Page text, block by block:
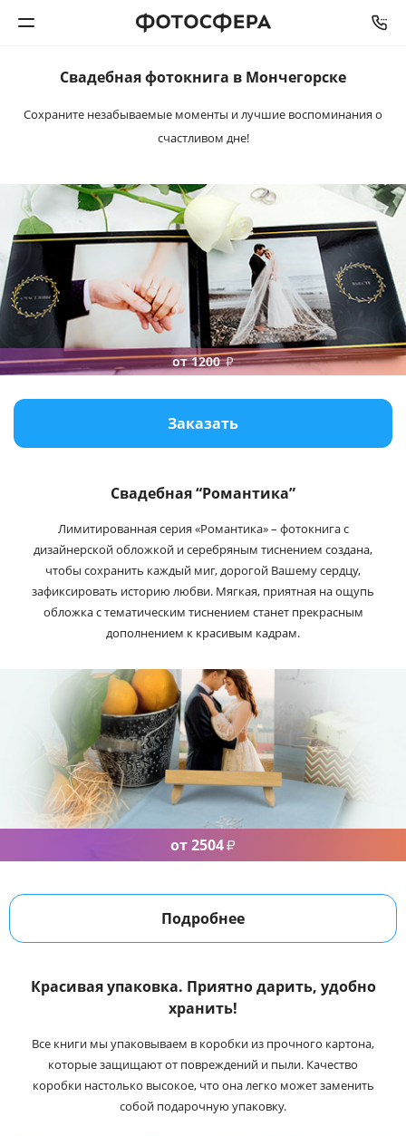
Календари
Интерьерная печать
Фотоподарки
Багетная мастерская
Полиграфия
Свадебнаяфотокнига в Мончегорске
Сохраните незабываемые моменты и лучшие воспоминания о
счастливом дне!
Заказать
от 1200₽
Свадебная “Романтика”
от 2504₽
Лимитированная серия «Романтика» – фотокнига с
дизайнерской обложкой и серебряным тиснением создана,
чтобы сохранить каждый миг, дорогой Вашему сердцу,
зафиксировать историю любви. Мягкая, приятная на ощупь
обложка с тематическим тиснением станет прекрасным
дополнением к красивым кадрам.
Подробнее
Красивая упаковка. Приятно дарить, удобно
хранить!
Все книги мы упаковываем в коробки из прочного картона,
которые защищают от повреждений и пыли. Качество
коробки настолько высокое, что она легко может заменить
собой подарочную упаковку.